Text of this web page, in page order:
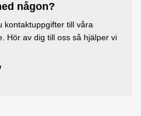
någon?
kontaktuppgifter till våra
Hör av dig till oss så hjälper vi